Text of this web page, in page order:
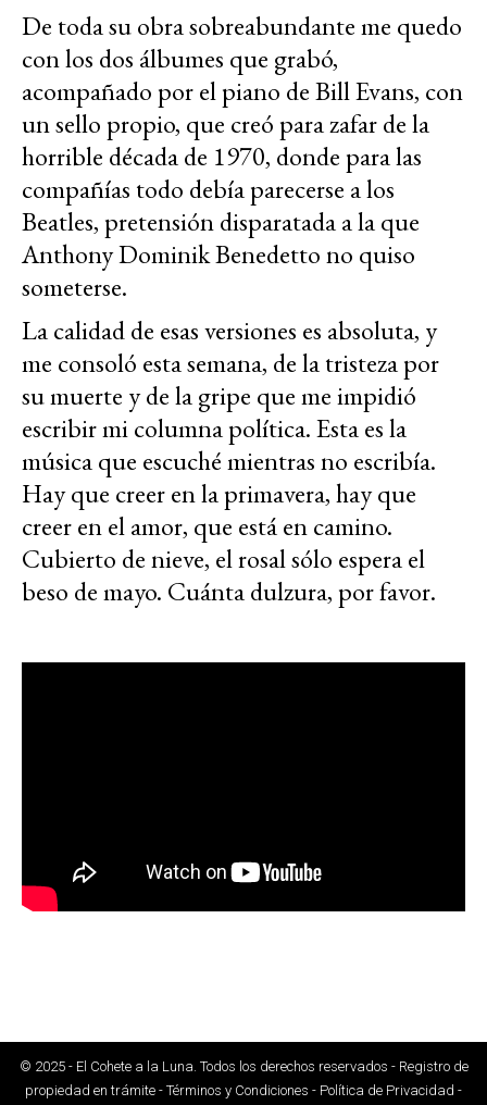
De toda su obra sobreabundante me quedo
con los dos álbumes que grabó,
acompañado por el piano de Bill Evans, con
un sello propio, que creó para zafar de la
horrible década de 1970, donde para las
compañías todo debía parecerse a los
Beatles, pretensión disparatada a la que
Anthony Dominik Benedetto no quiso
someterse.
La calidad de esas versiones es absoluta, y
me consoló esta semana, de la tristeza por
su muerte y de la gripe que me impidió
escribir mi columna política. Esta es la
música que escuché mientras no escribía.
Hay que creer en la primavera, hay que
creer en el amor, que está en camino.
Cubierto de nieve, el rosal sólo espera el
beso de mayo. Cuánta dulzura, por favor.
© 2025 - El Cohete a la Luna. Todos los derechos reservados - Registro de
propiedad en trámite - Términos y Condiciones - Política de Privacidad -